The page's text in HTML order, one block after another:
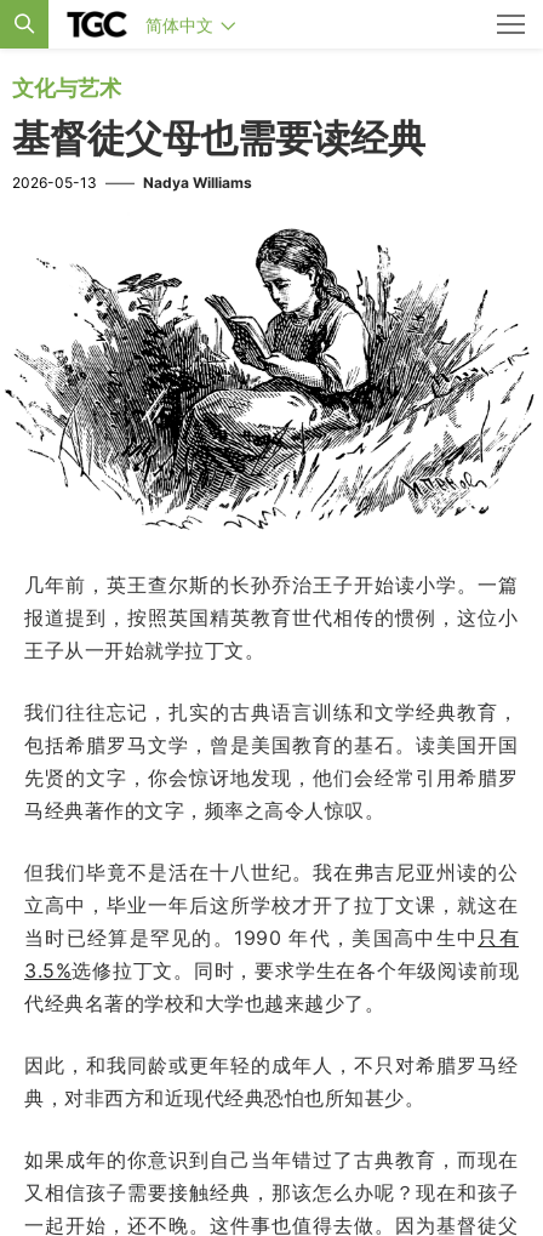
简体中文
文化与艺术
基督徒父母也需要读经典
2026-05-13 —— Nadya Williams
几年前，英王查尔斯的长孙乔治王子开始读小学。一篇
报道提到，按照英国精英教育世代相传的惯例，这位小
王子从一开始就学拉丁文。
我们往往忘记，扎实的古典语言训练和文学经典教育，
包括希腊罗马文学，曾是美国教育的基石。读美国开国
先贤的文字，你会惊讶地发现，他们会经常引用希腊罗
马经典著作的文字，频率之高令人惊叹。
但我们毕竟不是活在十八世纪。我在弗吉尼亚州读的公
立高中，毕业一年后这所学校才开了拉丁文课，就这在
当时已经算是罕见的。1990 年代，美国高中生中 只有
3.5%选修拉丁文。同时，要求学生在各个年级阅读前现
代经典名著的学校和大学也越来越少了。
因此，和我同龄或更年轻的成年人，不只对希腊罗马经
典，对非西方和近现代经典恐怕也所知甚少。
如果成年的你意识到自己当年错过了古典教育，而现在
又相信孩子需要接触经典，那该怎么办呢？现在和孩子
一起开始，还不晚。这件事也值得去做。因为基督徒父